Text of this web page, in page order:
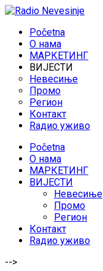
Početna
O нама
МАРКЕТИНГ
ВИЈЕСТИ
Невесиње
Промо
Регион
Контакт
Rадио уживо
Početna
O нама
МАРКЕТИНГ
ВИЈЕСТИ
Невесиње
Промо
Регион
Контакт
Rадио уживо
-->